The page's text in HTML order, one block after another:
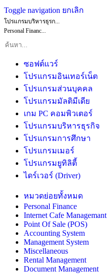
Toggle navigation ยกเลิก
โปรแกรมบริหารธุรก...
Personal Financ...
ซอฟต์แวร์
โปรแกรมอินเทอร์เน็ต
โปรแกรมส่วนบุคคล
โปรแกรมมัลติมีเดีย
เกม PC คอมพิวเตอร์
โปรแกรมบริหารธุรกิจ
โปรแกรมการศึกษา
โปรแกรมเมอร์
โปรแกรมยูทิลิตี้
ไดร์เวอร์ (Driver)
หมวดย่อยทั้งหมด
Personal Finance
Internet Cafe Managemant
Point Of Sale (POS)
Accounting System
Management System
Miscellaneous
Rental Management
Document Management